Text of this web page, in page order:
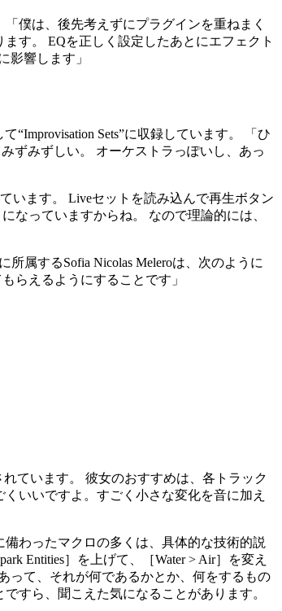
僕は、後先考えずにプラグインを重ねまく
す。 EQを正しく設定したあとにエフェクト
影響します」
Sets”に収録しています。 「ひ
ずみずしい。 オーケストラっぽいし、あっ
います。 Liveセットを読み込んで再生ボタン
なっていますからね。 なので理論的には、
属するSofia Nicolas Meleroは、次のように
らえるようにすることです」
れています。 彼女のおすすめは、各トラック
いいですよ。すごく小さな変化を音に加え
わったマクロの多くは、具体的な技術的説
Entities］を上げて、［Water > Air］を変え
って、それが何であるかとか、何をするもの
すら、聞こえた気になることがあります。